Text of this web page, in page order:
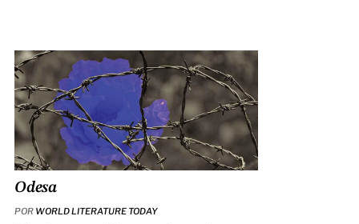
Odesa
POR WORLD LITERATURE TODAY